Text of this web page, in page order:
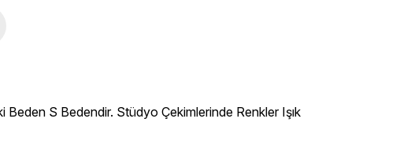
S Bedendir. Stüdyo Çekimlerinde Renkler Işık